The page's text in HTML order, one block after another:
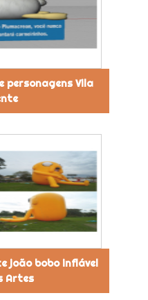
personagens Vila
joão bobo inflável
Artes